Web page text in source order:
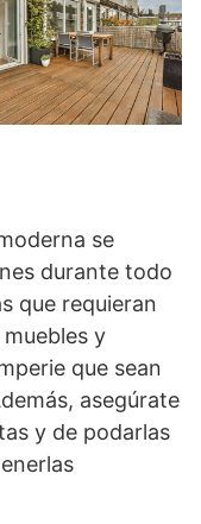
se
durante todo
que requieran
y
que sean
asegúrate
y de podarlas